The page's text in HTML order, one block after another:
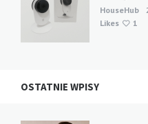
HouseHub
Likes
1
OSTATNIE WPISY